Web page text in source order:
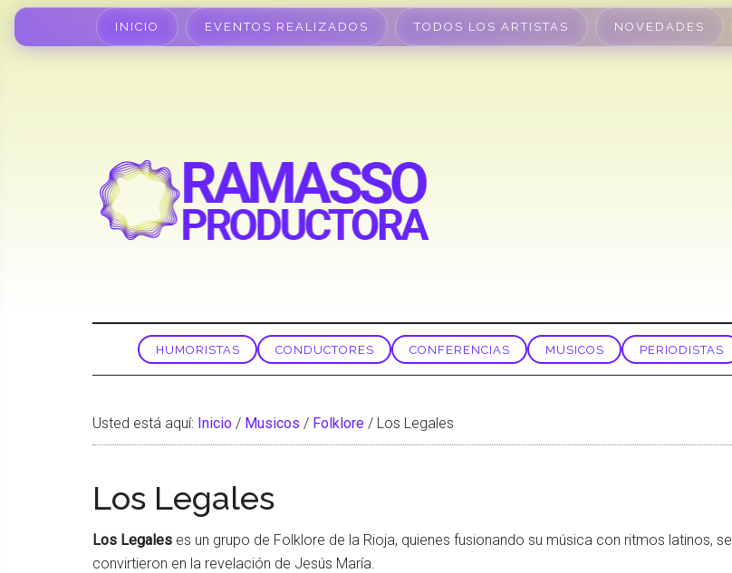
INICIO EVENTOS REALIZADOS TODOS LOS ARTISTAS NOVEDADES
HUMORISTAS CONDUCTORES CONFERENCIAS MUSICOS PERIODISTAS
Usted está aquí: Inicio / Musicos / Folklore / Los Legales
Los Legales
Los Legales es un grupo de Folklore de la Rioja, quienes fusionando su música con ritmos latinos, se
convirtieron en la revelación de Jesús María.